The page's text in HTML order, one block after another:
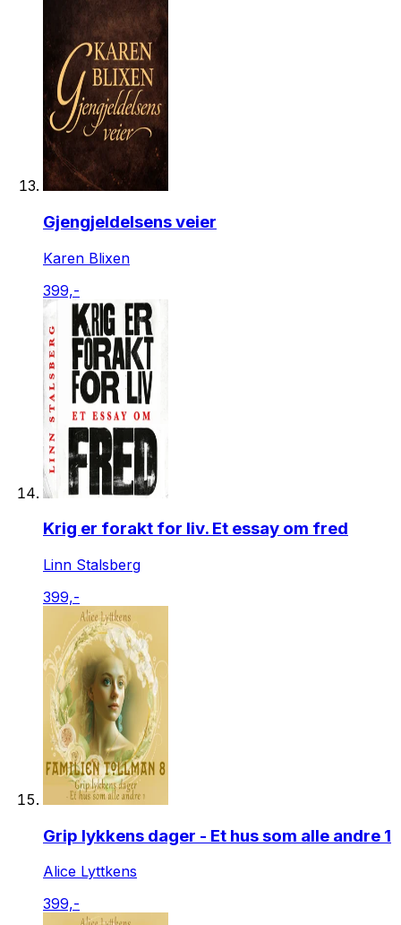
Gjengjeldelsens veier
Karen Blixen
399,-
Krig er forakt for liv. Et essay om fred
Linn Stalsberg
399,-
Grip lykkens dager - Et hus som alle andre 1
Alice Lyttkens
399,-